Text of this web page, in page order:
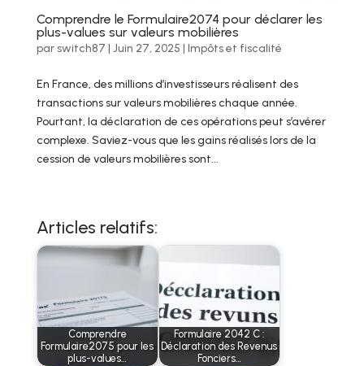
Comprendre le Formulaire2074 pour déclarer les
plus-values sur valeurs mobilières
par switch87 | Juin 27, 2025 | Impôts et fiscalité
En France, des millions d’investisseurs réalisent des
transactions sur valeurs mobilières chaque année.
Pourtant, la déclaration de ces opérations peut s’avérer
complexe. Saviez-vous que les gains réalisés lors de la
cession de valeurs mobilières sont...
Articles relatifs:
Comprendre
Formulaire2075 pour les
plus-values…
Formulaire 2042 C :
Déclaration des Revenus
Fonciers…